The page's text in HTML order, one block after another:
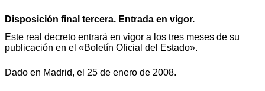
Disposición final tercera. Entrada en vigor.
Este real decreto entrará en vigor a los tres meses de su
publicación en el «Boletín Oficial del Estado».
Dado en Madrid, el 25 de enero de 2008.